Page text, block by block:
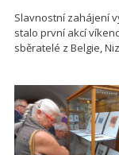
Slavnostní zahájení
stalo první akcí
sběratelé z Belgie,